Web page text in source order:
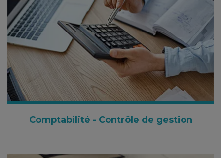
Comptabilité - Contrôle de gestion